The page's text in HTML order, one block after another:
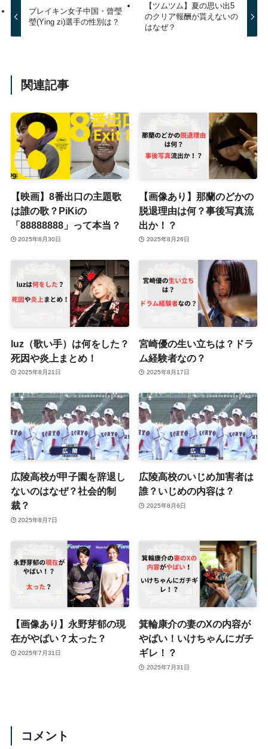
ブレイキン女子中国・曾瑩
瑩(Ying zi)選手の性別は？
【ツムツム】夏の思い出5
のクリア報酬が貰えないの
はなぜ？
関連記事
【映画】8番出口の主題歌
は誰の歌？PiKiの
「88888888」って本当？
2025年8月30日
【画像あり】那蘭のどかの
脱退理由は何？事後写真流
出か！？
2025年8月26日
luz（歌い手）は何をした？
死因や炎上まとめ！
2025年8月21日
宮崎優の生い立ちは？ドラ
ム経験者なの？
2025年8月17日
広陵高校が甲子園を辞退し
ないのはなぜ？社会的制
裁？
2025年8月7日
広陵高校のいじめ加害者は
誰？いじめの内容は？
2025年8月6日
【画像あり】永野芽郁の現
在がやばい？太った？
2025年7月31日
箕輪康介の妻のXの内容が
やばい！いけちゃんにガチ
ギレ！？
2025年7月31日
コメント